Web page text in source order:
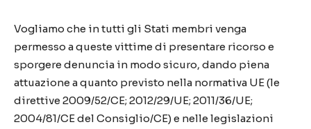
Vogliamo che in tutti gli Stati membri venga
permesso a queste vittime di presentare ricorso e
sporgere denuncia in modo sicuro, dando piena
attuazione a quanto previsto nella normativa UE (le
direttive 2009/52/CE; 2012/29/UE; 2011/36/UE;
2004/81/CE del Consiglio/CE) e nelle legislazioni